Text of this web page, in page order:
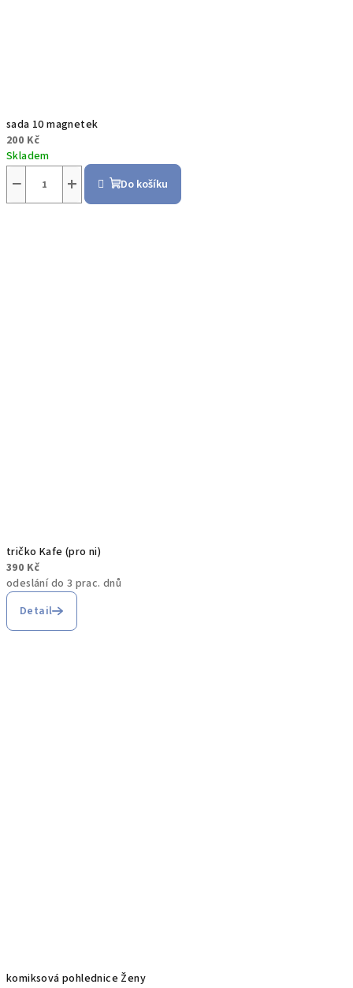
sada 10 magnetek
200 Kč
Skladem
+
− Do košíku
tričko Kafe (pro ni)
390 Kč
odeslání do 3 prac. dnů
Detail
komiksová pohlednice Ženy